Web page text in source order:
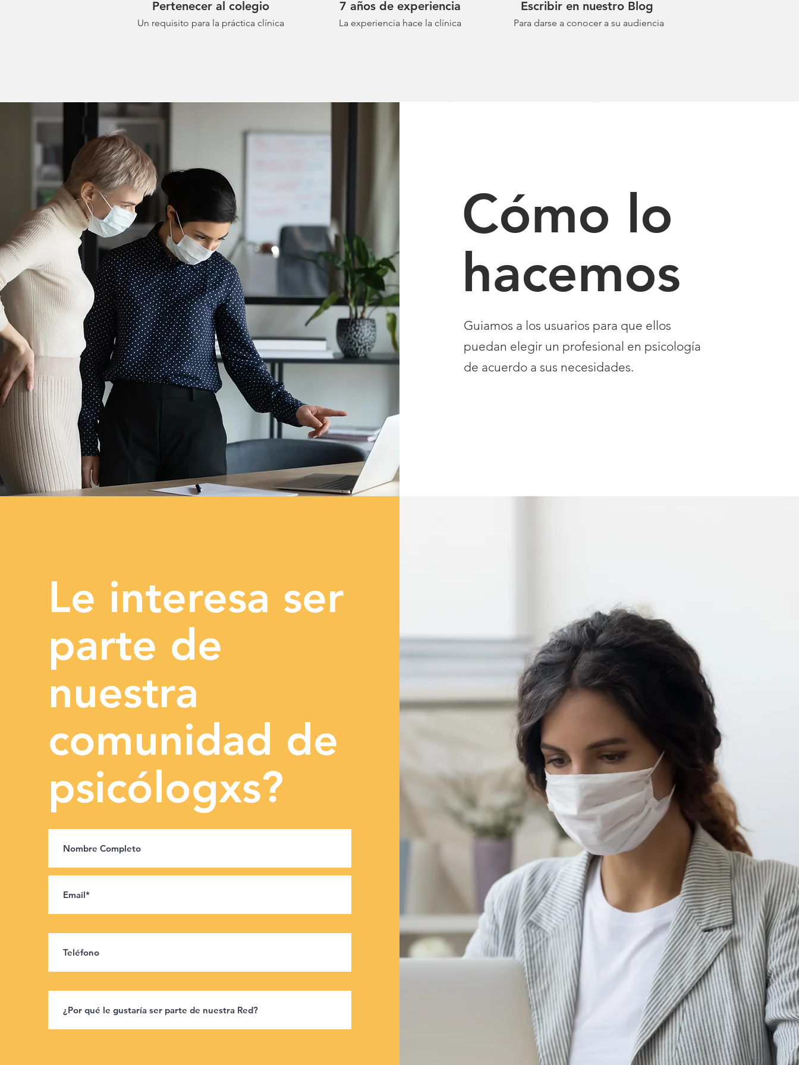
Pertenecer al colegio
Un requisito para la práctica clínica
7 años de experiencia
La experiencia hace la clínica
Escribir en nuestro Blog
Para darse a conocer a su audiencia
VER NUESTROS PLANES
Cómo lo
hacemos
Guiamos a los usuarios para que ellos
puedan elegir un profesional en psicología
de acuerdo a sus necesidades.
Le interesa ser
parte de
nuestra
comunidad de
psicólogxs?